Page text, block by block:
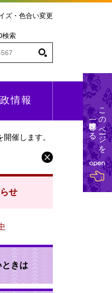
ズ・色合い変更
検索
情報
催します。
せ
ときは
このページを
一時保存する